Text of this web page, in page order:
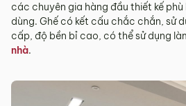
các chuyên gia hàng đầu thiết kế phù
dùng. Ghế có kết cấu chắc chắn, sử
cấp, độ bền bỉ cao, có thể sử dụng
nhà.
3.2. Chính sách giao
Nẵng và TP. Hồ Chí Minh
Miễn phí giao hàng đối với đơn
Những đơn hàng giá trị < 2
ngoại thành sẽ tính phí, tùy khu